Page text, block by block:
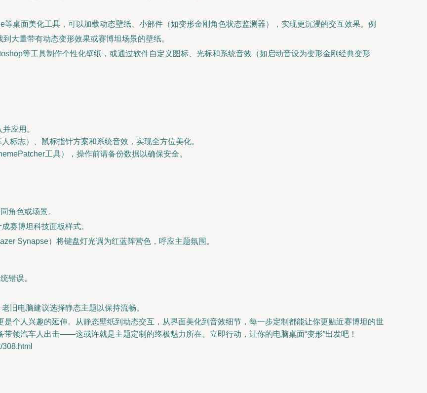
桌面美化工具，可以加载动态壁纸、小部件（如变形金刚角色状态监测器），实现更沉浸的交互效果。例
大量带有动态变形效果或赛博坦场景的壁纸。
等工具制作个性化壁纸，或通过软件自定义图标、光标和系统音效（如启动音设为变形金刚经典变形
应用。
标志）、鼠标指针方案和系统音效，实现全方位美化。
工具），操作前请备份数据以确保安全。
角色或场景。
赛博坦科技面板样式。
Synapse）将键盘灯光调为红蓝阵营色，呼应主题氛围。
错误。
旧电脑建议选择静态主题以保持流畅。
个人兴趣的延伸。从静态壁纸到动态交互，从界面美化到音效细节，每一步定制都能让你更贴近赛博坦的世
领汽车人出击——这或许就是主题定制的终极魅力所在。立即行动，让你的电脑桌面“变形”出发吧！